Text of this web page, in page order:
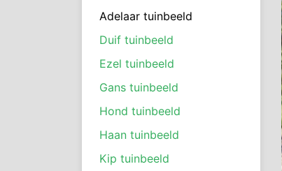
Adelaar tuinbeeld
Duif tuinbeeld
Ezel tuinbeeld
Gans tuinbeeld
Hond tuinbeeld
Haan tuinbeeld
Kip tuinbeeld